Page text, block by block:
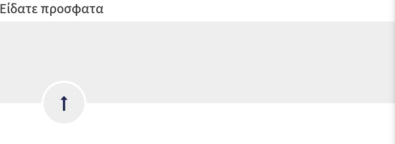
Είδατε προσφατα